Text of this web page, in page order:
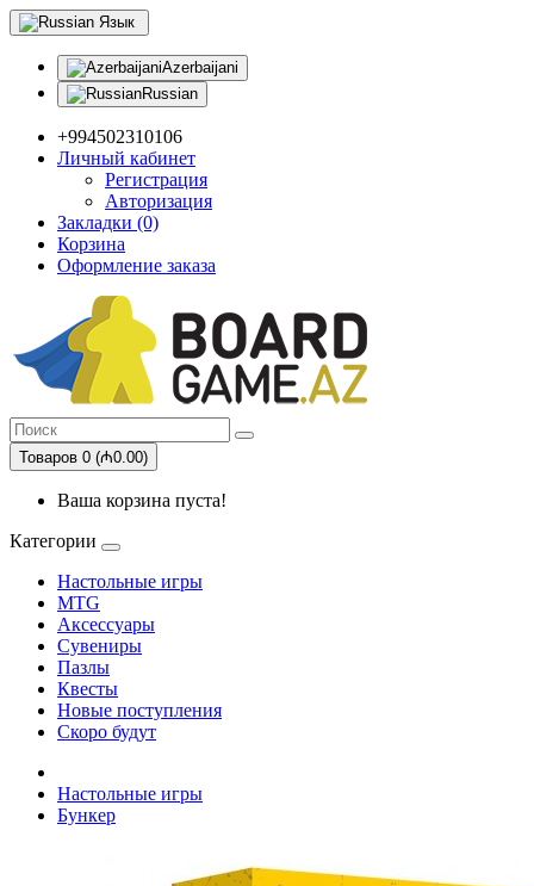
Язык
Azerbaijani
Russian
+994502310106
Личный кабинет
Регистрация
Авторизация
Закладки (0)
Корзина
Оформление заказа
Товаров 0 (₼0.00)
Ваша корзина пуста!
Категории
Настольные игры
MTG
Аксессуары
Сувениры
Пазлы
Квесты
Новые поступления
Скоро будут
Настольные игры
Бункер